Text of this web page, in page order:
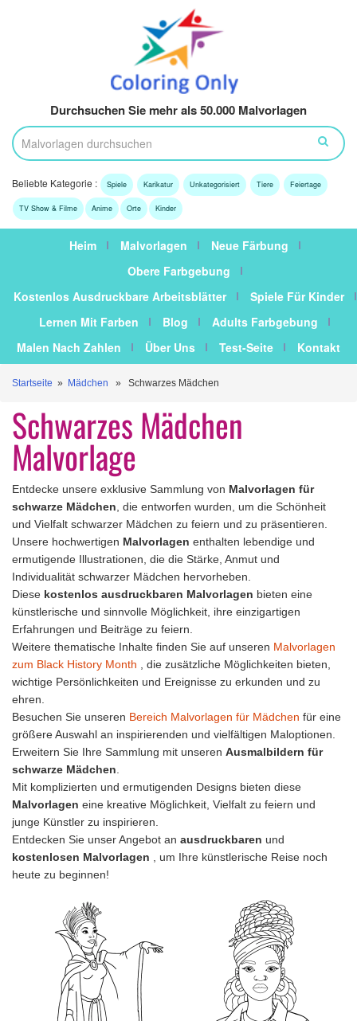
Durchsuchen Sie mehr als 50.000 Malvorlagen
Beliebte Kategorie : Spiele Karikatur Unkategorisiert Tiere Feiertage
TV Show & Filme Anime Orte Kinder
Heim Malvorlagen
Neue Färbung
Obere Farbgebung
Kostenlos Ausdruckbare Arbeitsblätter
Spiele Für Kinder
Lernen Mit Farben
Blog
Adults Farbgebung
Malen Nach Zahlen
Über Uns Test-Seite Kontakt
Startseite » Mädchen » Schwarzes Mädchen
Schwarzes Mädchen
Malvorlage
Entdecke unsere exklusive Sammlung von Malvorlagen für
schwarze Mädchen , die entworfen wurden, um die Schönheit
und Vielfalt schwarzer Mädchen zu feiern und zu präsentieren.
Unsere hochwertigen Malvorlagen enthalten lebendige und
ermutigende Illustrationen, die die Stärke, Anmut und
Individualität schwarzer Mädchen hervorheben.
Diese kostenlos ausdruckbaren Malvorlagen bieten eine
künstlerische und sinnvolle Möglichkeit, ihre einzigartigen
Erfahrungen und Beiträge zu feiern.
Weitere thematische Inhalte finden Sie auf unseren Malvorlagen
zum Black History Month , die zusätzliche Möglichkeiten bieten,
wichtige Persönlichkeiten und Ereignisse zu erkunden und zu
ehren.
Besuchen Sie unseren Bereich Malvorlagen für Mädchen für eine
größere Auswahl an inspirierenden und vielfältigen Maloptionen.
Erweitern Sie Ihre Sammlung mit unseren Ausmalbildern für
schwarze Mädchen
Mit komplizierten und ermutigenden Designs bieten diese
Malvorlagen eine kreative Möglichkeit, Vielfalt zu feiern und
junge Künstler zu inspirieren.
Entdecken Sie unser Angebot an ausdruckbaren und
kostenlosen Malvorlagen , um Ihre künstlerische Reise noch
heute zu beginnen!